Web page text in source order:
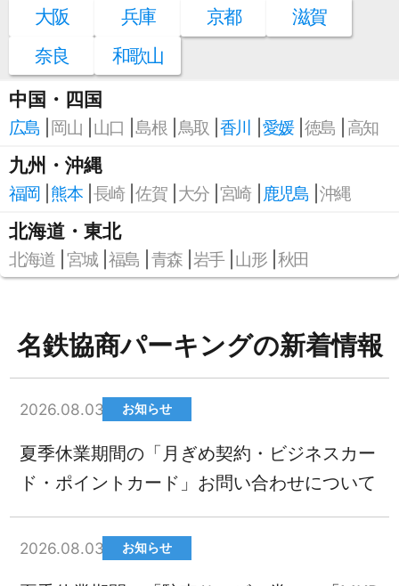
大阪 兵庫 京都
滋賀
奈良
和歌山
中国・四国
広島 岡山 山口 島根 鳥取 香川 愛媛 徳島 高知
九州・沖縄
福岡 熊本 長崎 佐賀 大分 宮崎 鹿児島 沖縄
北海道・東北
北海道 宮城 福島 青森 岩手 山形 秋田
名鉄協商パーキングの新着情報
2026.08.03 お知らせ
夏季休業期間の「月ぎめ契約・ビジネスカー
ド・ポイントカード」お問い合わせについて
2026.08.03 お知らせ